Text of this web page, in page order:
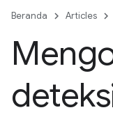
Beranda Articles